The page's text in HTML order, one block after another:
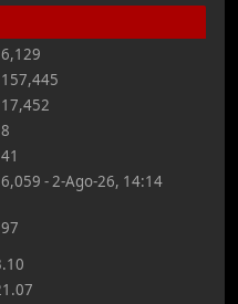
6,129
157,445
17,452
8
41
6,059 - 2-Ago-26, 14:14
97